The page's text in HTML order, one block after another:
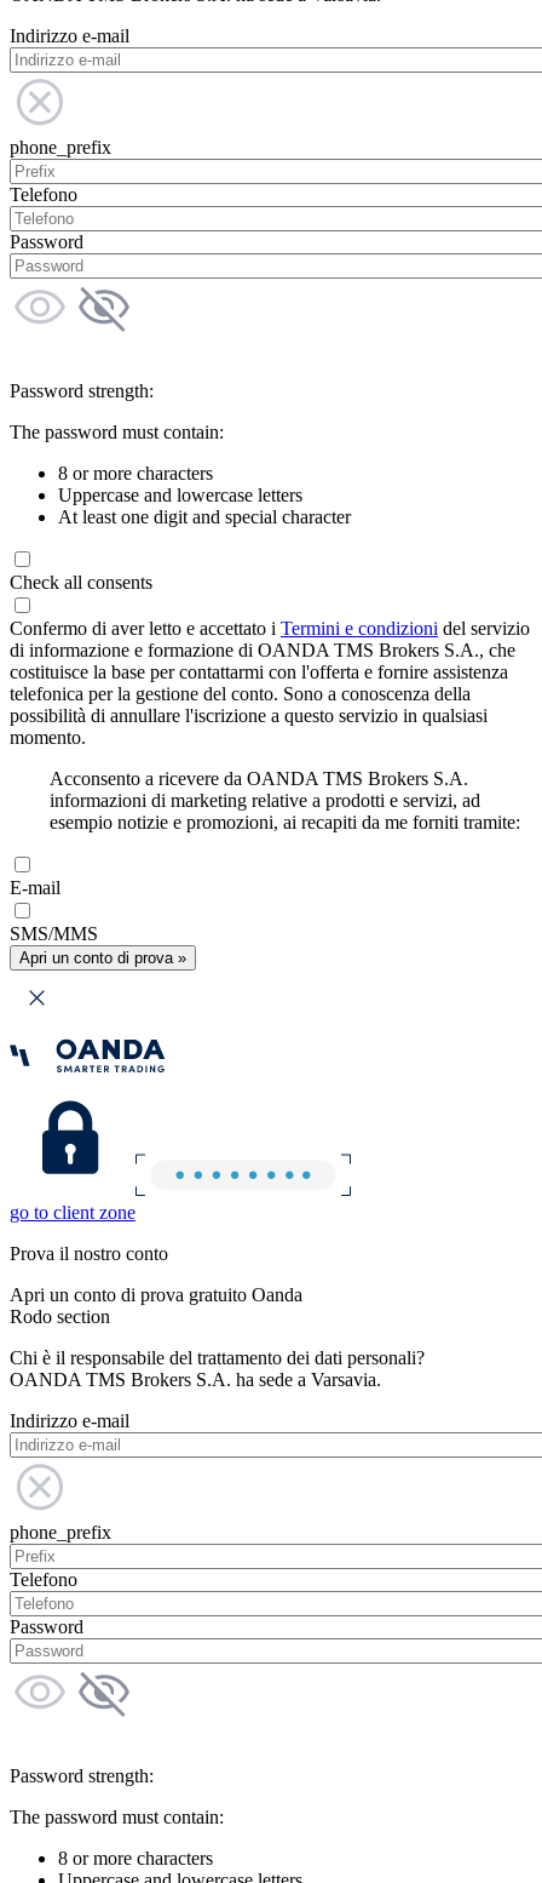
Indirizzo e-mail
phone_prefix
Telefono
Password
Password strength:
The password must contain:
8 or more characters
Uppercase and lowercase letters
At least one digit and special character
Check all consents
Confermo di aver letto e accettato i Termini e condizioni del servizio
di informazione e formazione di OANDA TMS Brokers S.A., che
costituisce la base per contattarmi con l'offerta e fornire assistenza
telefonica per la gestione del conto. Sono a conoscenza della
possibilità di annullare l'iscrizione a questo servizio in qualsiasi
momento.
Acconsento a ricevere da OANDA TMS Brokers S.A.
informazioni di marketing relative a prodotti e servizi, ad
esempio notizie e promozioni, ai recapiti da me forniti tramite:
E-mail
SMS/MMS
Apri un conto di prova »
go to client zone
Prova il nostro conto
Apri un conto di prova gratuito Oanda
Rodo section
Chi è il responsabile del trattamento dei dati personali?
OANDA TMS Brokers S.A. ha sede a Varsavia.
Indirizzo e-mail
phone_prefix
Telefono
Password
Password strength:
The password must contain:
8 or more characters